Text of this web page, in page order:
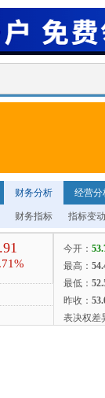
财务分析 经营分
财务指标 指标变